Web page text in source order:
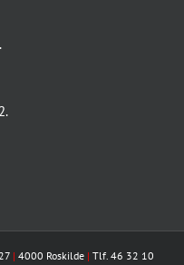
| 4000 Roskilde | Tlf. 46 32 10